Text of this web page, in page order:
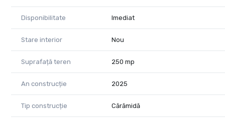
Disponibilitate Imediat
Stare interior Nou
Suprafață teren 250 mp
An construcție 2025
Tip construcție Cărămidă